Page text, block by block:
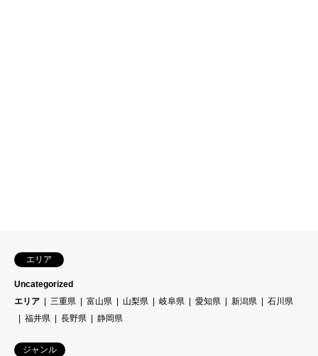
エリア
Uncategorized
エリア
三重県 富山県 山梨県 岐阜県 愛知県 新潟県
石川県
福井県
長野県 静岡県
ジャンル